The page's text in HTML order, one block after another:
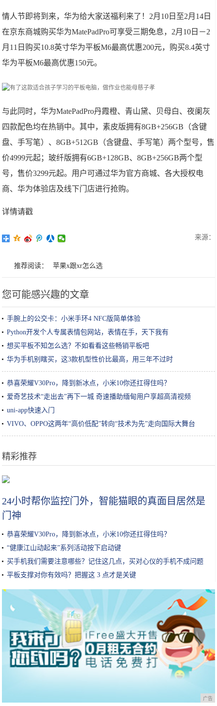
情人节即将到来，华为给大家送福利来了！2月10日至2月14日
在京东商城购买华为MatePadPro可享受三期免息，2月10日－2
月11日购买10.8英寸华为平板M6最高优惠200元，购买8.4英寸
华为平板M6最高优惠150元。
与此同时，华为MatePadPro丹霞橙、青山黛、贝母白、夜阑灰
四款配色均在热销中。其中，素皮版拥有8GB+256GB（含键
盘、手写笔）、8GB+512GB（含键盘、手写笔）两个型号，售
价4999元起；玻纤版拥有6GB+128GB、8GB+256GB两个型
号，售价3299元起。用户可通过华为官方商城、各大授权电
商、华为体验店及线下门店进行抢购。
详情请戳
来源：
推荐阅读： 苹果x跟xr怎么选
您可能感兴趣的文章
手腕上的公交卡：小米手环4 NFC版简单体验
Python开发个人专属表情包网站，表情在手，天下我有
想买平板不知怎么选？不如看看这些畅销平板吧
华为手机别瞎买，这3款机型性价比最高，用三年不过时
恭喜荣耀V30Pro，降到新冰点，小米10你还扛得住吗？
爱奇艺技术“走出去”再下一城 奇速播助缅甸用户享超高清视频
uni-app快速入门
VIVO、OPPO这两年“高价低配”转向“技术为先”走向国际大舞台
精彩推荐
24小时帮你监控门外，智能猫眼的真面目居然是
门神
恭喜荣耀V30Pro，降到新冰点，小米10你还扛得住吗？
“健康江山动起来”系列活动按下启动键
买手机我们需要注意哪些？记住这几点，买对心仪的手机不成问题
平板支撑对你有效吗？把握这 3 点才是关键
广告